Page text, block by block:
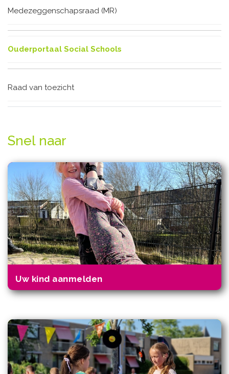
Medezeggenschapsraad (MR)
Ouderportaal Social Schools
Raad van toezicht
Snel naar
Uw kind aanmelden